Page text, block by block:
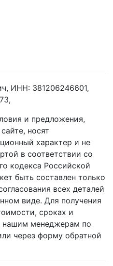
ИНН: 381206246601,
и предложения,
носят
характер и не
в соответствии со
кодекса Российской
быть составлен только
всех деталей
виде. Для получения
сроках и
нашим менеджерам по
через форму обратной